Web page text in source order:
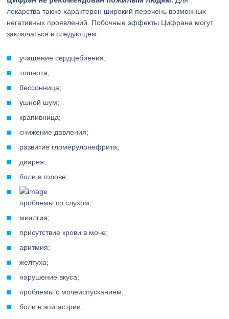
лекарства также характерен широкий перечень возможных
негативных проявлений. Побочные эффекты Цифрана могут
заключаться в следующем:
учащение сердцебиения;
тошнота;
бессонница;
ушной шум;
крапивница;
снижение давления;
развитие гломерулонефрита;
диарея;
боли в голове;
проблемы со слухом;
миалгия;
присутствие крови в моче;
аритмия;
желтуха;
нарушение вкуса;
проблемы с мочеиспусканием;
боли в эпигастрии;